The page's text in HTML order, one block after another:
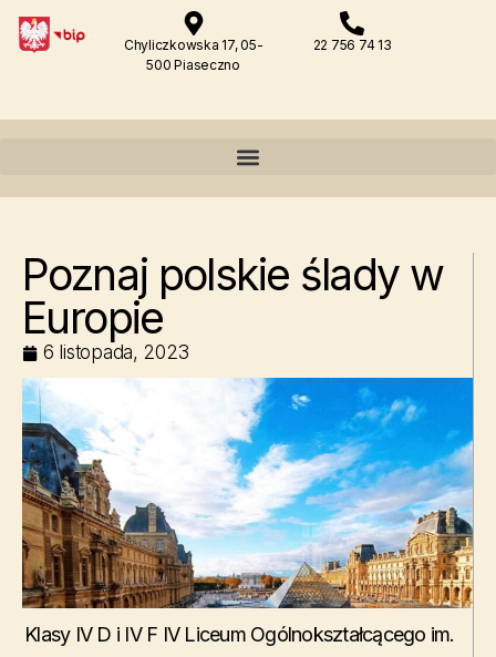
Chyliczkowska 17, 05-
500 Piaseczno
22 756 74 13
Poznaj polskie ślady w
Europie
6 listopada, 2023
Klasy IV D i IV F IV Liceum Ogólnokształcącego im.